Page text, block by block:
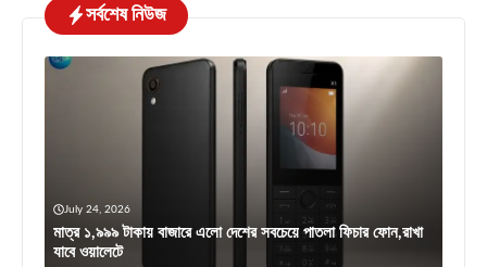
সর্বশেষ নিউজ
July 24, 2026
মাত্র ১,৯৯৯ টাকায় বাজারে এলো দেশের সবচেয়ে পাতলা ফিচার ফোন,রাখা
যাবে ওয়ালেটে